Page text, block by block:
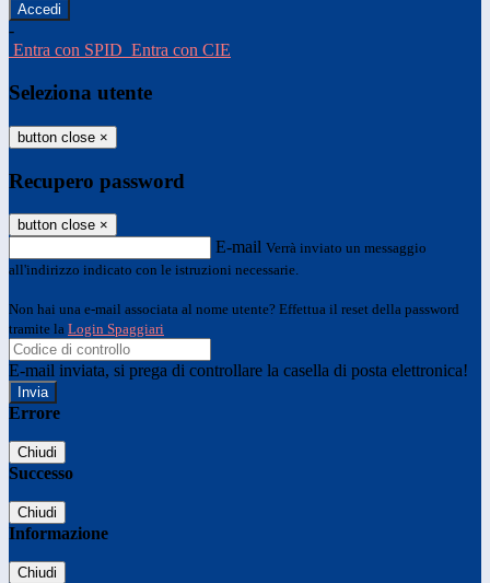
-
Entra con SPID Entra con CIE
Seleziona utente
button close ×
Recupero password
button close ×
E-mail Verrà inviato un messaggio
all'indirizzo indicato con le istruzioni necessarie.
Non hai una e-mail associata al nome utente? Effettua il reset della password
tramite la Login Spaggiari
E-mail inviata, si prega di controllare la casella di posta elettronica!
Errore
Chiudi
Successo
Chiudi
Informazione
Chiudi